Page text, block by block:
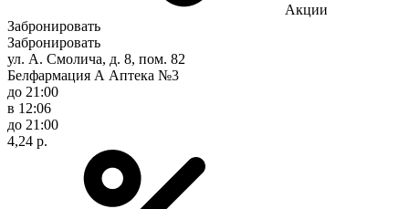
Акции
Забронировать
Забронировать
ул. А. Смолича, д. 8, пом. 82
Белфармация А Аптека №3
до 21:00
в 12:06
до 21:00
4,24 р.